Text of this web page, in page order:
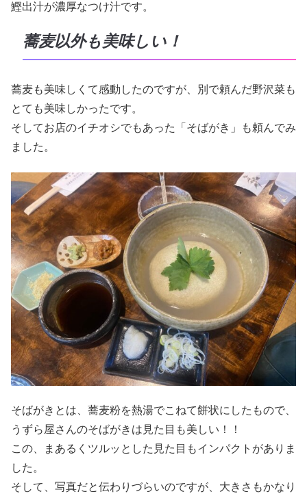
鰹出汁が濃厚なつけ汁です。
蕎麦以外も美味しい！
蕎麦も美味しくて感動したのですが、別で頼んだ野沢菜も
とても美味しかったです。
そしてお店のイチオシでもあった「そばがき」も頼んでみ
ました。
そばがきとは、蕎麦粉を熱湯でこねて餅状にしたもので、
うずら屋さんのそばがきは見た目も美しい！！
この、まあるくツルッとした見た目もインパクトがありま
した。
そして、写真だと伝わりづらいのですが、大きさもかなり